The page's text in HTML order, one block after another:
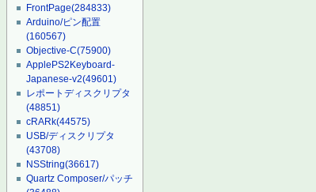
FrontPage(284833)
Arduino/ピン配置
(160567)
Objective-C(75900)
ApplePS2Keyboard-
Japanese-v2(49601)
レポートディスクリプタ
(48851)
cRARk(44575)
USB/ディスクリプタ
(43708)
NSString(36617)
Quartz Composer/パッチ